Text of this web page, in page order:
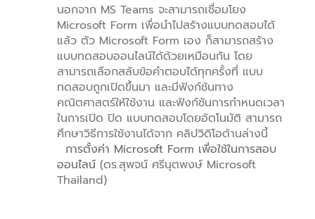
นอกจาก MS Teams จะสามารถเชื่อมโยง
Microsoft Form เพื่อนำไปสร้างแบบทดสอบได้
แล้ว ตัว Microsoft Form เอง ก็สามารถสร้าง
แบบทดสอบออนไลน์ได้ด้วยเหมือนกัน โดย
สามารถเลือกสลับข้อคำตอบได้ทุกครั้งที่ แบบ
ทดสอบถูกเปิดขึ้นมา และมีฟังก์ชันทาง
คณิตศาสตร์ให้ใช้งาน และฟังก์ชันการกำหนดเวลา
ในการเปิด ปิด แบบทดสอบโดยอัตโนมัติ สามารถ
ศึกษาวิธีการใช้งานได้จาก คลิปวิดิโอด้านล่างนี้
การตั้งค่า Microsoft Form เพื่อใช้ในการสอบ
ออนไลน์ (ดร.สุพจน์ ศรีนุตพงษ์ Microsoft
Thailand)